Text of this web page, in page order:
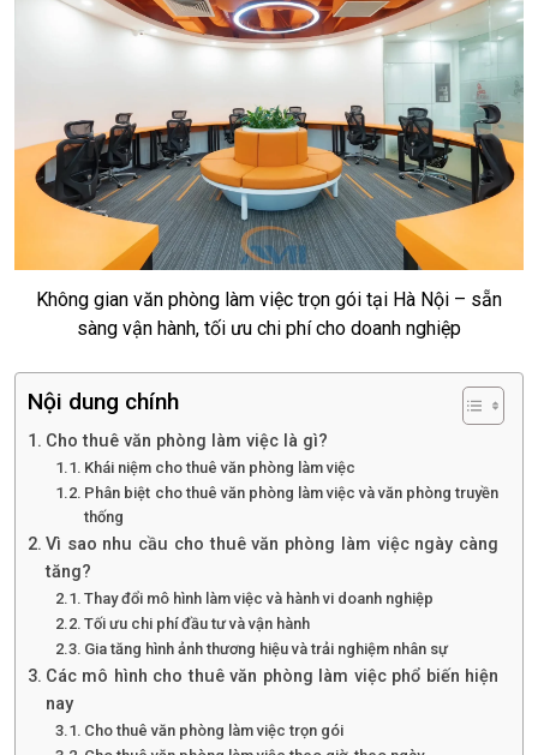
Không gian văn phòng làm việc trọn gói tại Hà Nội – sẵn
sàng vận hành, tối ưu chi phí cho doanh nghiệp
Nội dung chính
Cho thuê văn phòng làm việc là gì?
Khái niệm cho thuê văn phòng làm việc
Phân biệt cho thuê văn phòng làm việc và văn phòng truyền
thống
Vì sao nhu cầu cho thuê văn phòng làm việc ngày càng
tăng?
Thay đổi mô hình làm việc và hành vi doanh nghiệp
Tối ưu chi phí đầu tư và vận hành
Gia tăng hình ảnh thương hiệu và trải nghiệm nhân sự
Các mô hình cho thuê văn phòng làm việc phổ biến hiện
nay
Cho thuê văn phòng làm việc trọn gói